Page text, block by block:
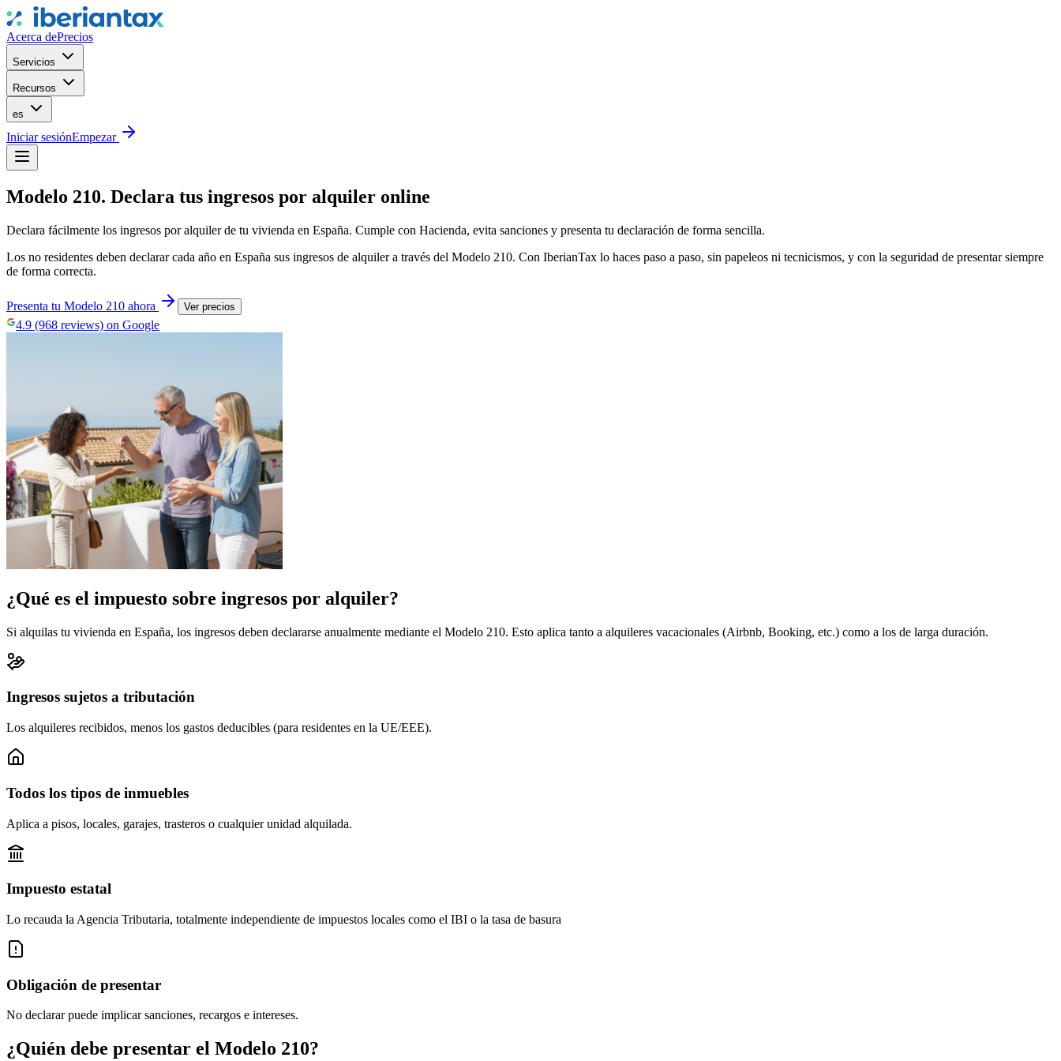
Acerca dePrecios
Servicios
Recursos
es
Iniciar sesiónEmpezar
Modelo 210. Declara tus ingresos por alquiler online
Declara fácilmente los ingresos por alquiler de tu vivienda en España. Cumple con Hacienda, evita sanciones y presenta tu declaración de forma sencilla.
Los no residentes deben declarar cada año en España sus ingresos de alquiler a través del Modelo 210. Con IberianTax lo haces paso a paso, sin papeleos ni tecnicismos, y con la seguridad de presentar siempre
de forma correcta.
Presenta tu Modelo 210 ahora Ver precios
4.9 (968 reviews) on Google
¿Qué es el impuesto sobre ingresos por alquiler?
Si alquilas tu vivienda en España, los ingresos deben declararse anualmente mediante el Modelo 210. Esto aplica tanto a alquileres vacacionales (Airbnb, Booking, etc.) como a los de larga duración.
Ingresos sujetos a tributación
Los alquileres recibidos, menos los gastos deducibles (para residentes en la UE/EEE).
Todos los tipos de inmuebles
Aplica a pisos, locales, garajes, trasteros o cualquier unidad alquilada.
Impuesto estatal
Lo recauda la Agencia Tributaria, totalmente independiente de impuestos locales como el IBI o la tasa de basura
Obligación de presentar
No declarar puede implicar sanciones, recargos e intereses.
¿Quién debe presentar el Modelo 210?